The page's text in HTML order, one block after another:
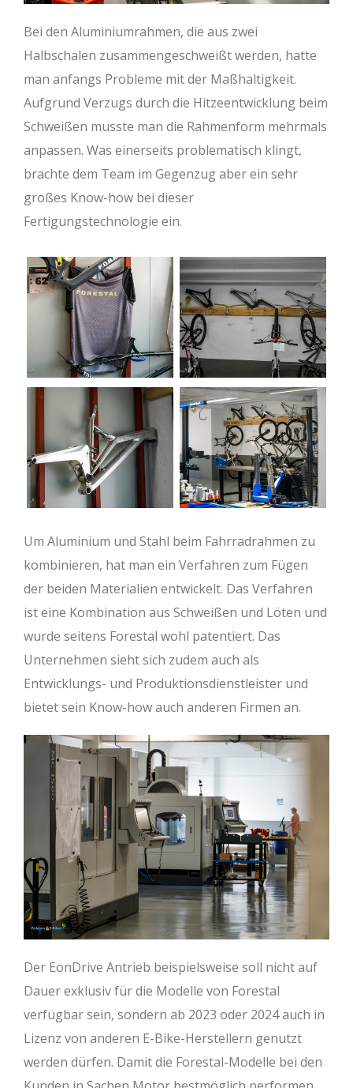
Bei den Aluminiumrahmen, die aus zwei
Halbschalen zusammengeschweißt werden, hatte
man anfangs Probleme mit der Maßhaltigkeit.
Aufgrund Verzugs durch die Hitzeentwicklung beim
Schweißen musste man die Rahmenform mehrmals
anpassen. Was einerseits problematisch klingt,
brachte dem Team im Gegenzug aber ein sehr
großes Know-how bei dieser
Fertigungstechnologie ein.
Um Aluminium und Stahl beim Fahrradrahmen zu
kombinieren, hat man ein Verfahren zum Fügen
der beiden Materialien entwickelt. Das Verfahren
ist eine Kombination aus Schweißen und Löten und
wurde seitens Forestal wohl patentiert. Das
Unternehmen sieht sich zudem auch als
Entwicklungs- und Produktionsdienstleister und
bietet sein Know-how auch anderen Firmen an.
Der EonDrive Antrieb beispielsweise soll nicht auf
Dauer exklusiv für die Modelle von Forestal
verfügbar sein, sondern ab 2023 oder 2024 auch in
Lizenz von anderen E-Bike-Herstellern genutzt
werden dürfen. Damit die Forestal-Modelle bei den